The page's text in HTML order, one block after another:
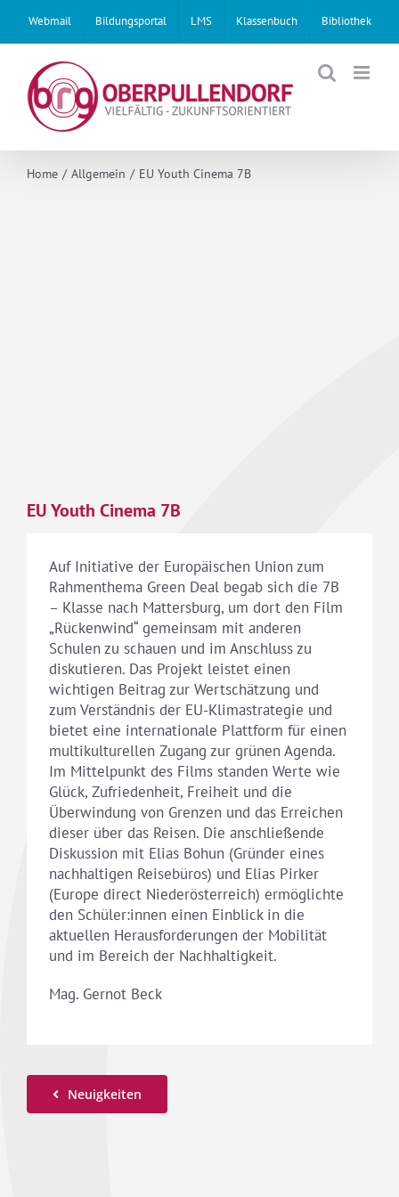
content
Webmail Bildungsportal LMS Klassenbuch Bibliothek
Home Allgemein EU Youth Cinema 7B
EU Youth Cinema 7B
Auf Initiative der Europäischen Union zum
Rahmenthema Green Deal begab sich die 7B
– Klasse nach Mattersburg, um dort den Film
„Rückenwind“ gemeinsam mit anderen
Schulen zu schauen und im Anschluss zu
diskutieren. Das Projekt leistet einen
wichtigen Beitrag zur Wertschätzung und
zum Verständnis der EU-Klimastrategie und
bietet eine internationale Plattform für einen
multikulturellen Zugang zur grünen Agenda.
Im Mittelpunkt des Films standen Werte wie
Glück, Zufriedenheit, Freiheit und die
Überwindung von Grenzen und das Erreichen
dieser über das Reisen. Die anschließende
Diskussion mit Elias Bohun (Gründer eines
nachhaltigen Reisebüros) und Elias Pirker
(Europe direct Niederösterreich) ermöglichte
den Schüler:innen einen Einblick in die
aktuellen Herausforderungen der Mobilität
und im Bereich der Nachhaltigkeit.
Mag. Gernot Beck
Neuigkeiten